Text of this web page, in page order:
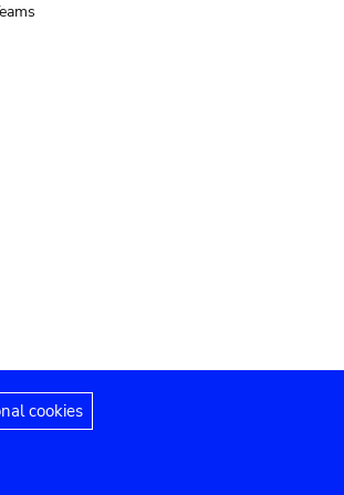
zur Barrierefreiheit
cookies